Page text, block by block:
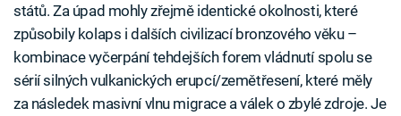
států. Za úpad mohly zřejmě identické okolnosti, které
způsobily kolaps i dalších civilizací bronzového věku –
kombinace vyčerpání tehdejších forem vládnutí spolu se
sérií silných vulkanických erupcí/zemětřesení, které měly
za následek masivní vlnu migrace a válek o zbylé zdroje. Je